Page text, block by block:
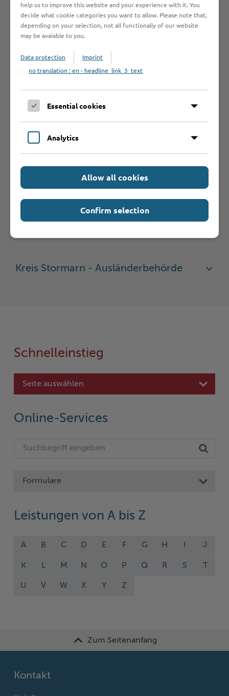
noch wissen?
Informationen
Antragsfrist
Geltungsdauer
Hilfe & Kontakt:
Kreis Stormarn - Ausländerbehörde
Schnelleinstieg
Seite auswählen
Online-Services
Formulare
Leistungen von A bis Z
A B C D E F G H I J
K L M N O P Q R S
U V W X Y Z
Zum Seitenanfang
Kontakt
help us to improve this website and your experience with it. You
decide what cookie categories you want to allow. Please note that,
depending on your selection, not all functionaliy of our website
may be avaiable to you.
Data protection
Imprint
no translation : en - headline_link_3_text
Essential cookies
Analytics
Allow all cookies
Confirm selection